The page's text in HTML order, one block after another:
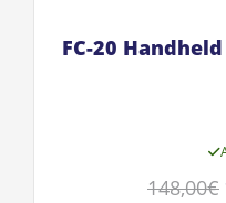
FC-20
148,00€